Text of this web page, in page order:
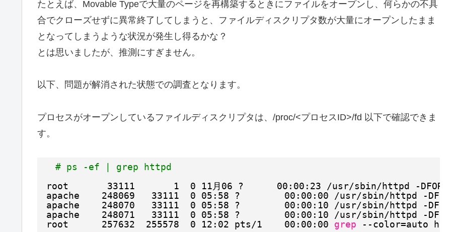
たとえば、Movable Typeで大量のページを再構築するときにファイルをオープンし、何らかの不具
合でクローズせずに異常終了してしまうと、ファイルディスクリプタ数が大量にオープンしたまま
となってしまうような状況が発生し得るかな？
とは思いましたが、推測にすぎません。
以下、問題が解消された状態での調査となります。
プロセスがオープンしているファイルディスクリプタは、/proc/<プロセスID>/fd 以下で確認できま
す。
# ps -ef | grep httpd
root       33111       1  0 11月06 ?      00:00:23 /usr/sbin/httpd
-
apache    248069   33111  0 05:58 ?        00:00:00 /usr/sbin/httpd
-
apache    248070   33111  0 05:58 ?        00:00:10 /usr/sbin/httpd
-
apache    248071   33111  0 05:58 ?        00:00:10 /usr/sbin/httpd
-
root      257632  255578  0 12:02 pts/1 00:00:00 grep
--color=auto